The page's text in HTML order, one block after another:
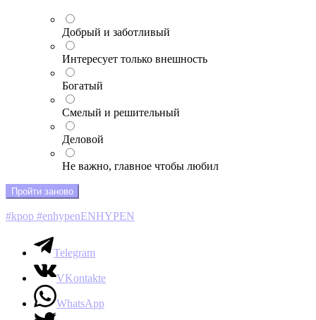
Добрый и заботливый
Интересует только внешность
Богатый
Смелый и решительный
Деловой
Не важно, главное чтобы любил
Пройти заново
#kpop #enhypenENHYPEN
Telegram
VKontakte
WhatsApp